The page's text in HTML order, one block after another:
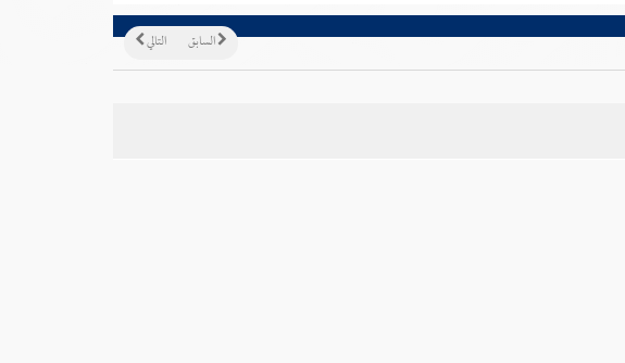
التالي السابق